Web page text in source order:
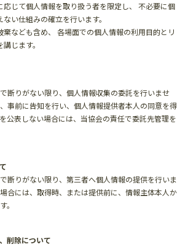
応じて個人情報を取り扱う者を限定し、 不必要に個
い仕組みの確立を行います。
棄なども含め、 各場面での個人情報の利用目的とリ
じます。
断りがない限り、個人情報収集の委託を行いませ
事前に告知を行い、個人情報提供者本人の同意を得
公表しない場合には、当協会の責任で委託先管理を
断りがない限り、第三者へ個人情報の提供を行いま
合には、取得時、または提供前に、情報主体本人か
。
削除について